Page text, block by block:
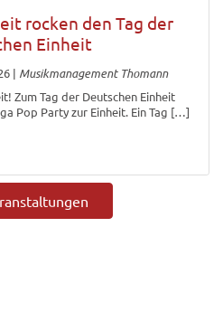
rocken den Tag der
Einheit
| Musikmanagement Thomann
Zum Tag der Deutschen Einheit
Pop Party zur Einheit. Ein Tag […]